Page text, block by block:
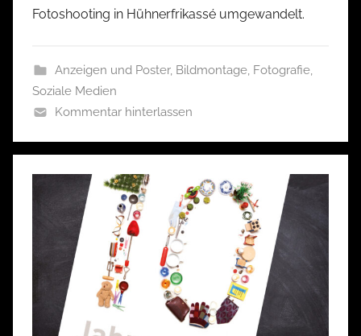
Fotoshooting in Hühnerfrikassé umgewandelt.
Anzeigen und Poster, Bildmontage, Fotografie,
Soziale Medien
Kommentar hinterlassen